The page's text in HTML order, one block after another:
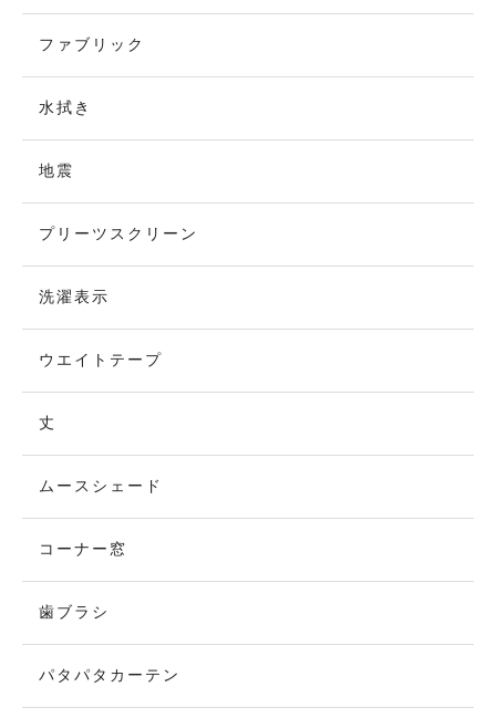
ファブリック
水拭き
地震
プリーツスクリーン
洗濯表示
ウエイトテープ
丈
ムースシェード
コーナー窓
歯ブラシ
パタパタカーテン